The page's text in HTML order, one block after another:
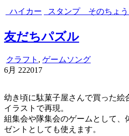
ハイカー スタンプ そのちょう
友だちパズル
クラフト , ゲームソング
6月 222017
幼き頃に駄菓子屋さんで買った絵
イラストで再現。
組集会や隊集会のゲームとして、
ゼントとしても使えます。